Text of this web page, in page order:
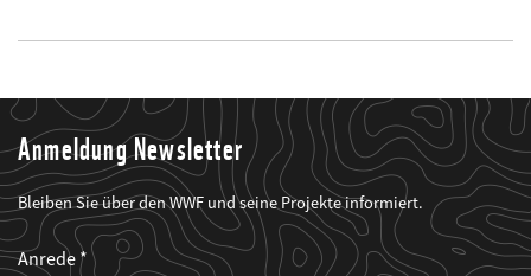
Anmeldung Newsletter
Bleiben Sie über den WWF und seine Projekte informiert.
Web2Case
Infofelder
Fieldset
anrede_name
Anrede